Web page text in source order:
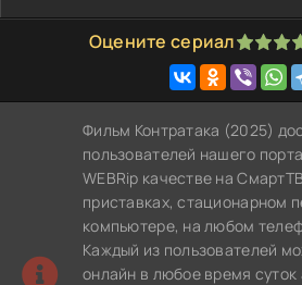
Оцените сериал
1 2 3 4 5
Фильм Контратака (2025)
пользователей нашего
WEBRip качестве на
приставках, стационарном
компьютере, на любом
Каждый из пользователей
онлайн в любое время